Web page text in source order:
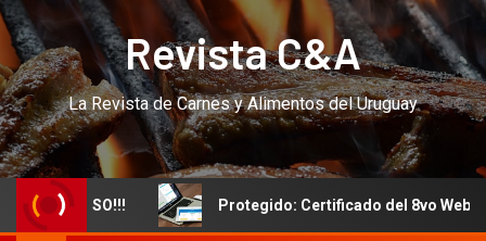
Revista C&A
La Revista de Carnes y Alimentos del Uruguay
CURSO!!! Protegido: Certificado del 8vo Webinar